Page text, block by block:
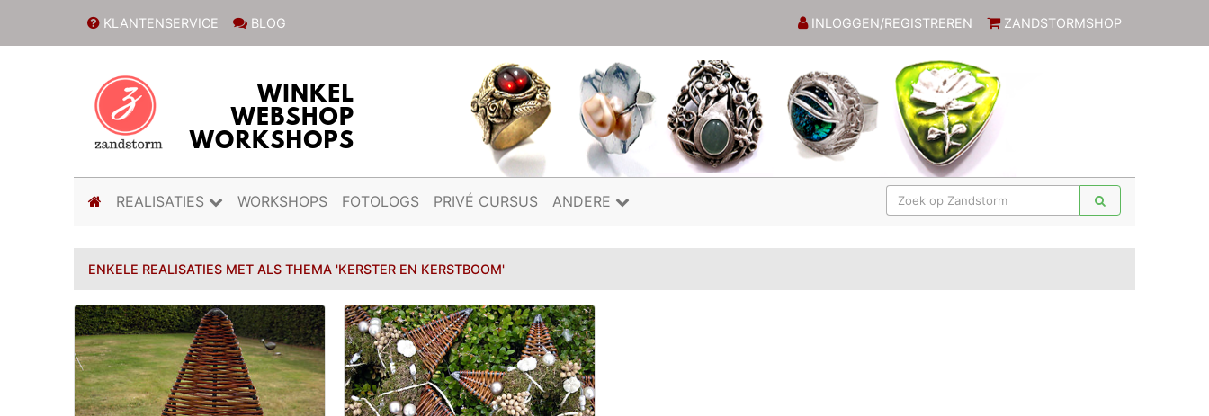
KLANTENSERVICE BLOG INLOGGEN/REGISTREREN ZANDSTORMSHOP
(current)
REALISATIES WORKSHOPS FOTOLOGS PRIVÉ CURSUS ANDERE
ENKELE REALISATIES MET ALS THEMA 'KERSTER EN KERSTBOOM'